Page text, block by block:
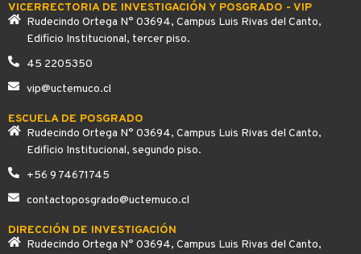
VICERRECTORIA DE INVESTIGACIÓN Y POSGRADO - VIP
Rudecindo Ortega N° 03694, Campus Luis Rivas del Canto,
Edificio Institucional, tercer piso.
45 2205350
vip@uctemuco.cl
ESCUELA DE POSGRADO
Rudecindo Ortega N° 03694, Campus Luis Rivas del Canto,
Edificio Institucional, segundo piso.
+56 9 74671745
contactoposgrado@uctemuco.cl
DIRECCIÓN DE INVESTIGACIÓN
Rudecindo Ortega N° 03694, Campus Luis Rivas del Canto,